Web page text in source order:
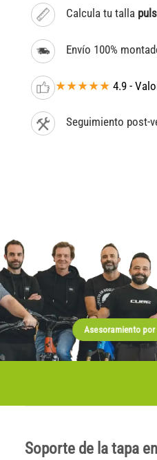
Calcula tu talla
Envío 100%
★★★★★ 4.9 -
Seguimiento post-
Asesoramiento por
Soporte de la tapa